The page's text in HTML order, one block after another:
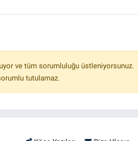
ve tüm sorumluluğu üstleniyorsunuz.
tutulamaz.